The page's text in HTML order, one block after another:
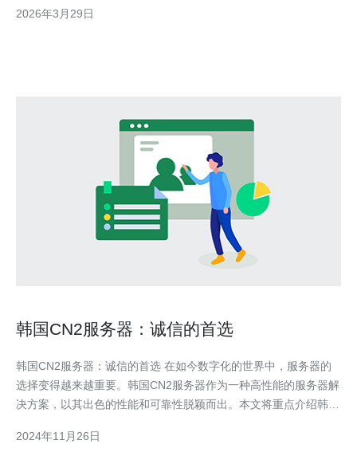
电信优质骨干直连，丢包率与抖动更低，适合实时业务、语音视频
2026年3月29日
韩国CN2服务器：诚信的首选
韩国CN2服务器：诚信的首选 在如今数字化的世界中，服务器的
选择变得越来越重要。韩国CN2服务器作为一种高性能的服务器解
决方案，以其出色的性能和可靠性脱颖而出。本文将重点介绍韩国
CN2服务器采用了CN2 GIA线路，提供出色的网
2024年11月26日